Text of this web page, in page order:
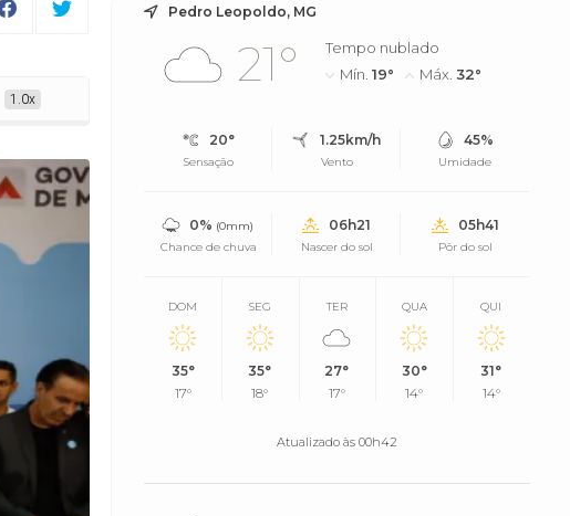
1.0x
Pedro Leopoldo, MG
21°
Tempo nublado
Mín.19° Máx.32°
20°
Sensação
1.25km/h
Vento
45%
Umidade
0% (0mm)
Chance de chuva
06h21
Nascer do sol
05h41
Pôr do sol
DOM
35°
17°
SEG
35°
18°
TER
27°
17°
QUA
30°
14°
QUI
31°
14°
Atualizado às 00h42